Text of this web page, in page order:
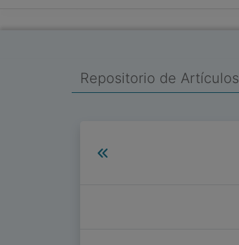
Repositorio de Artículos